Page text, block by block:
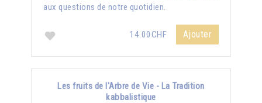
aux questions de notre quotidien.
14.00CHF Ajouter
Les fruits de l'Arbre de Vie - La Tradition
kabbalistique